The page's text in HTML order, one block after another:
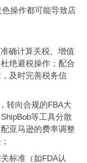
操作都可能导致店
确计算关税、增值
绝避税操作；配合
及时完善税务信
转向合规的FBA大
等工具分散
亚马逊的费率调整
标准（如FDA认